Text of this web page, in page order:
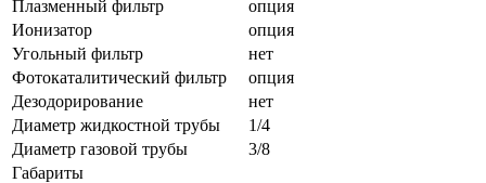
Плазменный фильтр
опция
Ионизатор
опция
Угольный фильтр
нет
Фотокаталитический фильтр
опция
Дезодорирование
нет
Диаметр жидкостной трубы
1/4
Диаметр газовой трубы
3/8
Габариты